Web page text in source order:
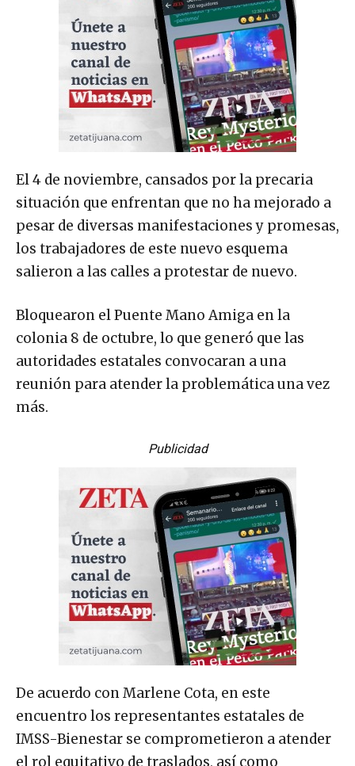
El 4 de noviembre, cansados por la precaria
situación que enfrentan que no ha mejorado a
pesar de diversas manifestaciones y promesas,
los trabajadores de este nuevo esquema
salieron a las calles a protestar de nuevo.
Bloquearon el Puente Mano Amiga en la
colonia 8 de octubre, lo que generó que las
autoridades estatales convocaran a una
reunión para atender la problemática una vez
más.
Publicidad
De acuerdo con Marlene Cota, en este
encuentro los representantes estatales de
IMSS-Bienestar se comprometieron a atender
el rol equitativo de traslados, así como